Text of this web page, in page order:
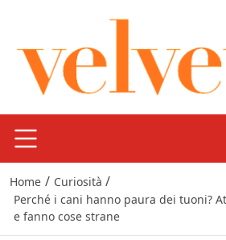
Home / Curiosità /
Perché i cani hanno paura dei tuoni?
e fanno cose strane